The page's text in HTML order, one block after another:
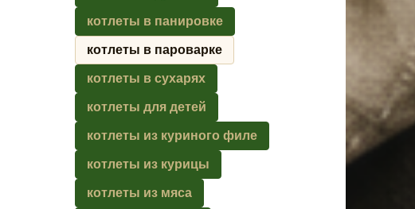
котлеты в панировке
котлеты в пароварке
котлеты в сухарях
котлеты для детей
котлеты из куриного филе
котлеты из курицы
котлеты из мяса